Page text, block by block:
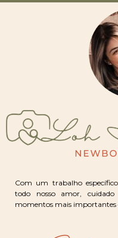
Com um trabalho
todo nosso amor,
momentos mais importantes